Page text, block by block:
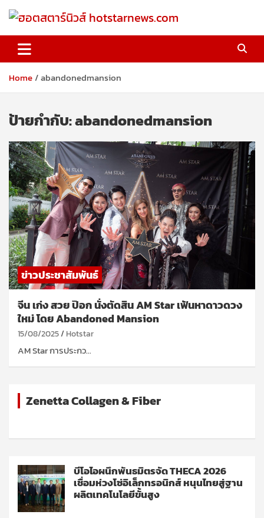
ฮอตสตาร์นิวส์ hotstarnews.com
Home abandonedmansion
ป้ายกำกับ:abandonedmansion
ข่าวประชาสัมพันธ์
จีน เก่ง สวย ป๊อก นั่งตัดสิน AM Star เฟ้นหาดาวดวง
ใหม่ โดย Abandoned Mansion
15/08/2025 Hotstar
AM Star การประกว…
Zenetta Collagen & Fiber
บีโอไอผนึกพันธมิตรจัด THECA 2026
เชื่อมห่วงโซ่อิเล็กทรอนิกส์ หนุนไทยสู่ฐาน
ผลิตเทคโนโลยีขั้นสูง